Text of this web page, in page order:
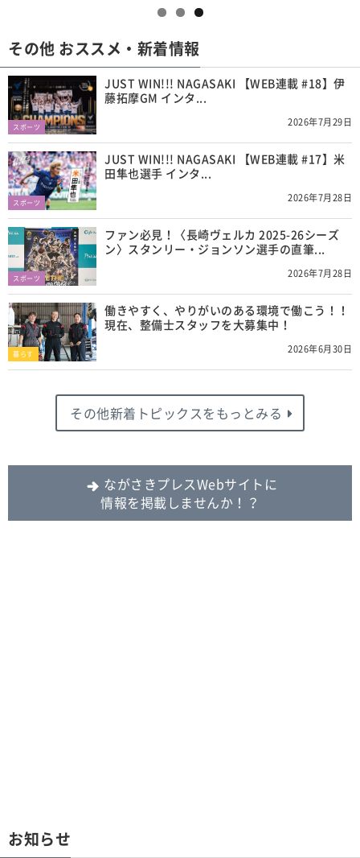
その他 おススメ・新着情報
スポーツ
JUST WIN!!! NAGASAKI 【WEB連載 #18】伊
藤拓摩GM インタ...
2026年7月29日
スポーツ
JUST WIN!!! NAGASAKI 【WEB連載 #17】米
田隼也選手 インタ...
2026年7月28日
スポーツ
ファン必見！〈長崎ヴェルカ 2025-26シーズ
ン〉スタンリー・ジョンソン選手の直筆...
2026年7月28日
暮らす
働きやすく、やりがいのある環境で働こう！！
現在、整備士スタッフを大募集中！
2026年6月30日
その他新着トピックスをもっとみる
ながさきプレスWebサイトに
情報を掲載しませんか！？
お知らせ